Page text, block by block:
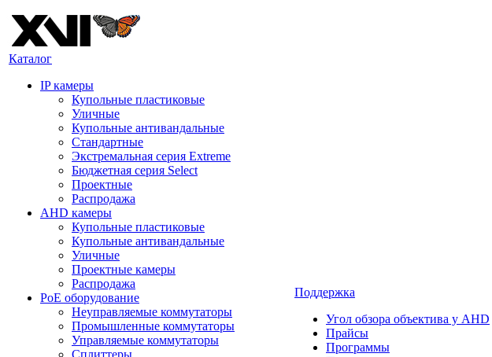
Каталог
IP камеры
Купольные пластиковые
Уличные
Купольные антивандальные
Стандартные
Экстремальная серия Extreme
Бюджетная серия Select
Проектные
Распродажа
AHD камеры
Купольные пластиковые
Купольные антивандальные
Уличные
Проектные камеры
Распродажа
PoE оборудование
Неуправляемые коммутаторы
Промышленные коммутаторы
Управляемые коммутаторы
Сплиттеры
Поддержка
Угол обзора объектива у AHD
Прайсы
Программы